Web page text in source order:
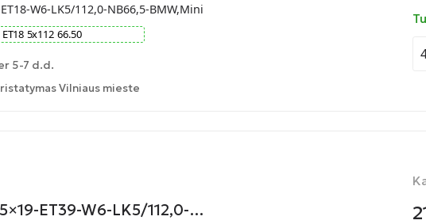
W6-LK5/112,0-NB66,5-BMW,Mini
ET18 5x112 66.50
5-7 d.d.
Vilniaus mieste
ET39-W6-LK5/112,0-…